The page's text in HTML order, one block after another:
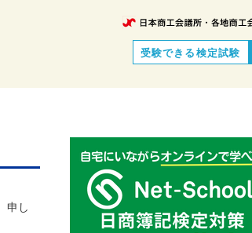
受験できる検定試験
申し